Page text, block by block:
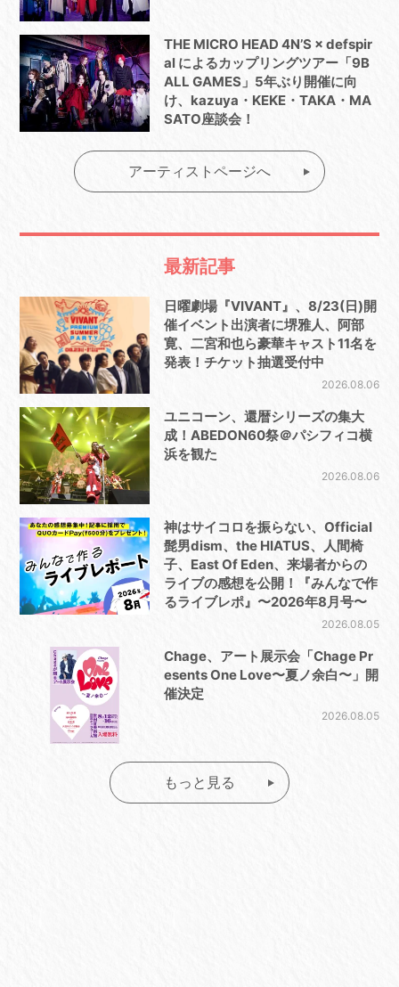
THE MICRO HEAD 4N’S × defspir
al によるカップリングツアー「9B
ALL GAMES」5年ぶり開催に向
け、kazuya・KEKE・TAKA・MA
SATO座談会！
アーティストページへ
最新記事
日曜劇場『VIVANT』、8/23(日)開
催イベント出演者に堺雅人、阿部
寛、二宮和也ら豪華キャスト11名を
発表！チケット抽選受付中
2026.08.06
ユニコーン、還暦シリーズの集大
成！ABEDON60祭＠パシフィコ横
浜を観た
2026.08.06
神はサイコロを振らない、Official
髭男dism、the HIATUS、人間椅
子、East Of Eden、来場者からの
ライブの感想を公開！『みんなで作
るライブレポ』〜2026年8月号〜
2026.08.05
Chage、アート展示会「Chage Pr
esents One Love〜夏ノ余白〜」開
催決定
2026.08.05
もっと見る